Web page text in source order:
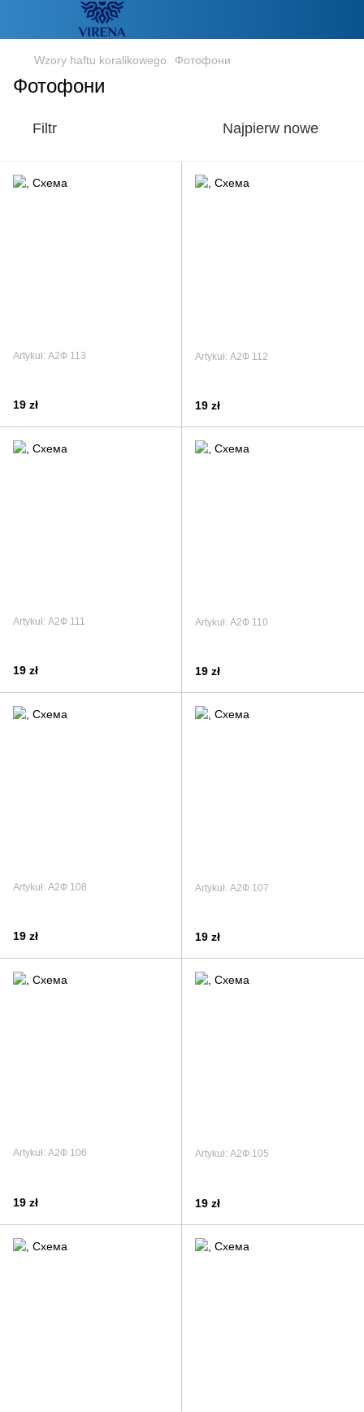
Wzory haftu koralikowego Фотофони
Фотофони
Filtr Najpierw nowe
Artykuł: А2Ф 113
19 zł
Artykuł: А2Ф 112
19 zł
Artykuł: А2Ф 111
19 zł
Artykuł: А2Ф 110
19 zł
Artykuł: А2Ф 108
19 zł
Artykuł: А2Ф 107
19 zł
Artykuł: А2Ф 106
19 zł
Artykuł: А2Ф 105
19 zł